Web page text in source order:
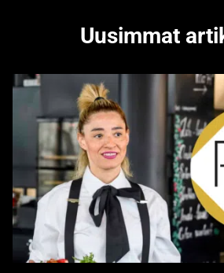
Uusimmat